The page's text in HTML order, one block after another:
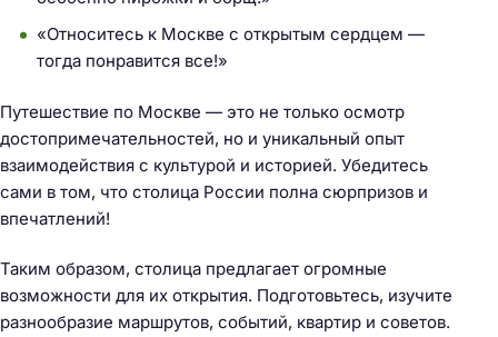
«Относитесь к Москве с открытым сердцем —
тогда понравится все!»
Путешествие по Москве — это не только осмотр
достопримечательностей, но и уникальный опыт
взаимодействия с культурой и историей. Убедитесь
сами в том, что столица России полна сюрпризов и
впечатлений!
Таким образом, столица предлагает огромные
возможности для их открытия. Подготовьтесь, изучите
разнообразие маршрутов, событий, квартир и советов.